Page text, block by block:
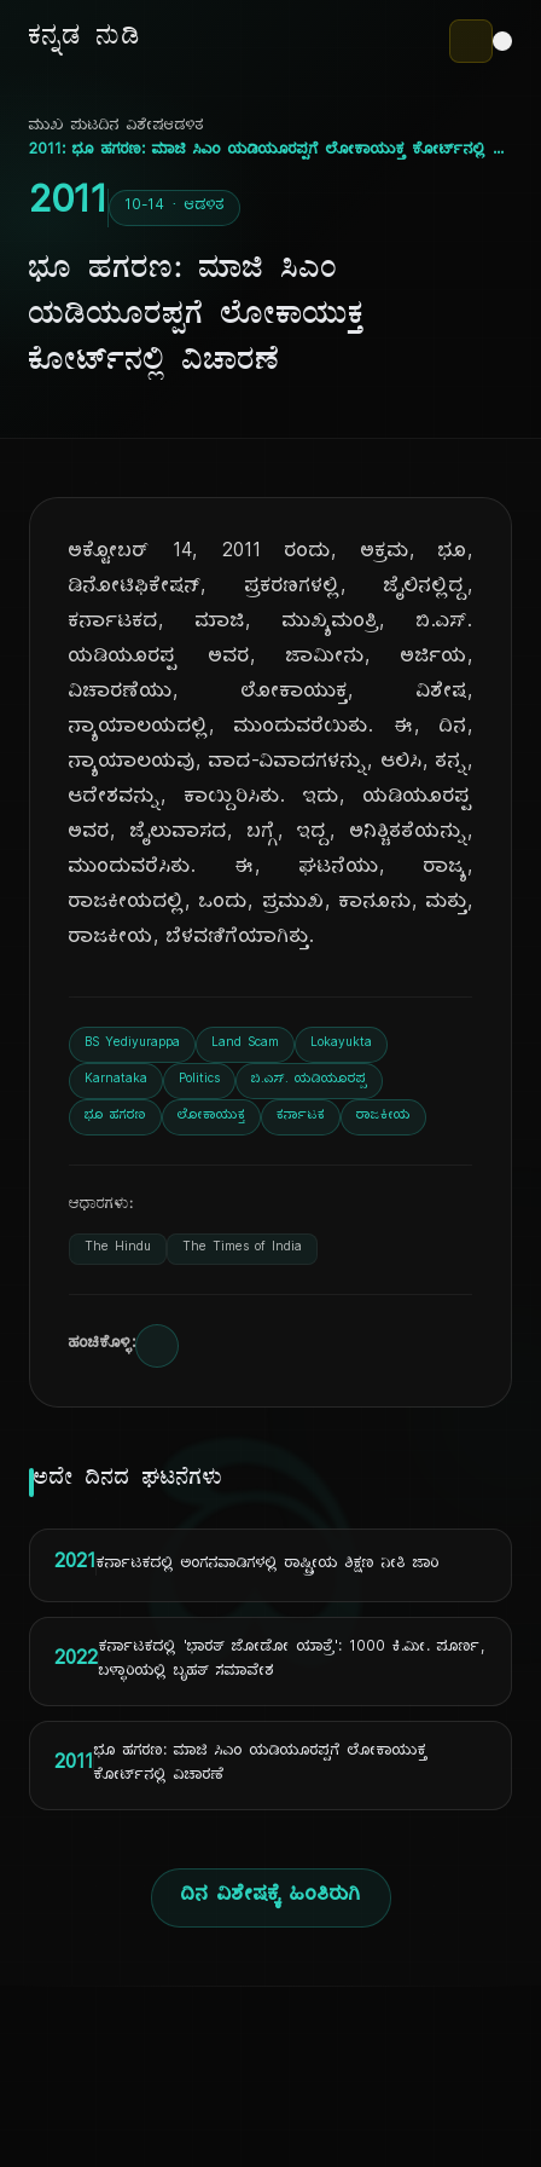
ಕನ್ನಡ ನುಡಿ
ದಿ
ಮುಖ ಪುಟದಿನ ವಿಶೇಷಆಡಳಿತ
2011: ಭೂ ಹಗರಣ: ಮಾಜಿ ಸಿಎಂ ಯಡಿಯೂರಪ್ಪಗೆ ಲೋಕಾಯುಕ್ತ ಕೋರ್ಟ್‌ನಲ್ಲಿ ವಿಚಾರಣೆ
2011 10-14 · ಆಡಳಿತ
ಭೂ ಹಗರಣ: ಮಾಜಿ ಸಿಎಂ
ಯಡಿಯೂರಪ್ಪಗೆ ಲೋಕಾಯುಕ್ತ
ಕೋರ್ಟ್‌ನಲ್ಲಿ ವಿಚಾರಣೆ
ಅಕ್ಟೋಬರ್ 14, 2011 ರಂದು, ಅಕ್ರಮ, ಭೂ,
ಡಿನೋಟಿಫಿಕೇಷನ್, ಪ್ರಕರಣಗಳಲ್ಲಿ, ಜೈಲಿನಲ್ಲಿದ್ದ,
ಕರ್ನಾಟಕದ, ಮಾಜಿ, ಮುಖ್ಯಮಂತ್ರಿ, ಬಿ.ಎಸ್.
ಯಡಿಯೂರಪ್ಪ ಅವರ, ಜಾಮೀನು, ಅರ್ಜಿಯ,
ವಿಚಾರಣೆಯು, ಲೋಕಾಯುಕ್ತ, ವಿಶೇಷ,
ನ್ಯಾಯಾಲಯದಲ್ಲಿ, ಮುಂದುವರೆಯಿತು. ಈ, ದಿನ,
ನ್ಯಾಯಾಲಯವು, ವಾದ-ವಿವಾದಗಳನ್ನು, ಆಲಿಸಿ, ತನ್ನ,
ಆದೇಶವನ್ನು, ಕಾಯ್ದಿರಿಸಿತು. ಇದು, ಯಡಿಯೂರಪ್ಪ
ಅವರ, ಜೈಲುವಾಸದ, ಬಗ್ಗೆ, ಇದ್ದ, ಅನಿಶ್ಚಿತತೆಯನ್ನು,
ಮುಂದುವರೆಸಿತು. ಈ, ಘಟನೆಯು, ರಾಜ್ಯ,
ರಾಜಕೀಯದಲ್ಲಿ, ಒಂದು, ಪ್ರಮುಖ, ಕಾನೂನು, ಮತ್ತು,
ರಾಜಕೀಯ, ಬೆಳವಣಿಗೆಯಾಗಿತ್ತು.
BS Yediyurappa Land Scam Lokayukta
Karnataka Politics ಬಿ.ಎಸ್. ಯಡಿಯೂರಪ್ಪ
ಭೂ ಹಗರಣ ಲೋಕಾಯುಕ್ತ ಕರ್ನಾಟಕ ರಾಜಕೀಯ
ಆಧಾರಗಳು:
The Hindu The Times of India
ಹಂಚಿಕೊಳ್ಳಿ:
ಅದೇ ದಿನದ ಘಟನೆಗಳು
2021ಕರ್ನಾಟಕದಲ್ಲಿ ಅಂಗನವಾಡಿಗಳಲ್ಲಿ ರಾಷ್ಟ್ರೀಯ ಶಿಕ್ಷಣ ನೀತಿ ಜಾರಿ
2022ಕರ್ನಾಟಕದಲ್ಲಿ 'ಭಾರತ್ ಜೋಡೋ ಯಾತ್ರೆ': 1000 ಕಿ.ಮೀ. ಪೂರ್ಣ,
ಬಳ್ಳಾರಿಯಲ್ಲಿ ಬೃಹತ್ ಸಮಾವೇಶ
2011ಭೂ ಹಗರಣ: ಮಾಜಿ ಸಿಎಂ ಯಡಿಯೂರಪ್ಪಗೆ ಲೋಕಾಯುಕ್ತ
ಕೋರ್ಟ್‌ನಲ್ಲಿ ವಿಚಾರಣೆ
ದಿನ ವಿಶೇಷಕ್ಕೆ ಹಿಂತಿರುಗಿ